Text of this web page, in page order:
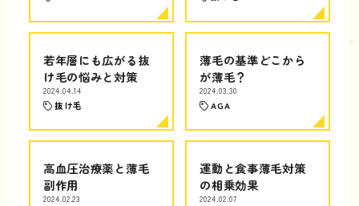
若年層にも広がる抜
け毛の悩みと対策
2024.04.14
抜け毛
薄毛の基準どこから
が薄毛？
2024.03.30
AGA
高血圧治療薬と薄毛
副作用
2024.02.23
運動と食事薄毛対策
の相乗効果
2024.02.07